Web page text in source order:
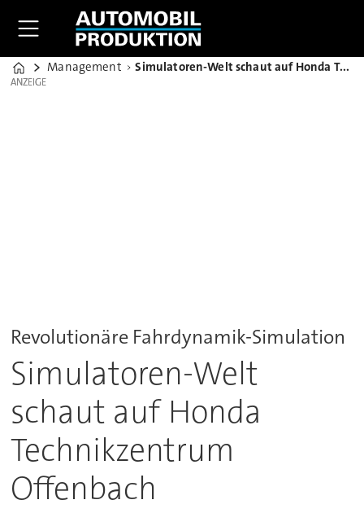
Home
Management Simulatoren-Welt schaut auf Honda Technikzentrum Offenbach
ANZEIGE
ANZEIGE
Revolutionäre Fahrdynamik-Simulation
Simulatoren-Welt
schaut auf Honda
Technikzentrum
Offenbach